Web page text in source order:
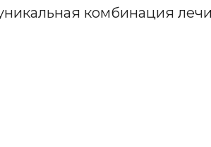
комбинация